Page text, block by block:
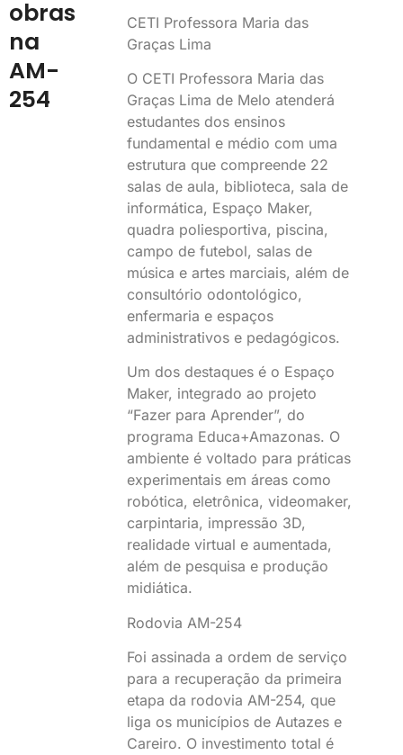
obras
na
AM-
254
CETI Professora Maria das
Graças Lima
O CETI Professora Maria das
Graças Lima de Melo atenderá
estudantes dos ensinos
fundamental e médio com uma
estrutura que compreende 22
salas de aula, biblioteca, sala de
informática, Espaço Maker,
quadra poliesportiva, piscina,
campo de futebol, salas de
música e artes marciais, além de
consultório odontológico,
enfermaria e espaços
administrativos e pedagógicos.
Um dos destaques é o Espaço
Maker, integrado ao projeto
“Fazer para Aprender”, do
programa Educa+Amazonas. O
ambiente é voltado para práticas
experimentais em áreas como
robótica, eletrônica, videomaker,
carpintaria, impressão 3D,
realidade virtual e aumentada,
além de pesquisa e produção
midiática.
Rodovia AM-254
Foi assinada a ordem de serviço
para a recuperação da primeira
etapa da rodovia AM-254, que
liga os municípios de Autazes e
Careiro. O investimento total é